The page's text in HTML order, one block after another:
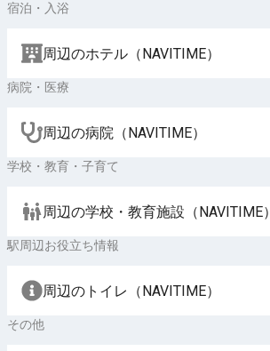
宿泊・入浴
周辺のホテル（NAVITIME）
病院・医療
周辺の病院（NAVITIME）
学校・教育・子育て
周辺の学校・教育施設（NAVITIME）
駅周辺お役立ち情報
周辺のトイレ（NAVITIME）
その他